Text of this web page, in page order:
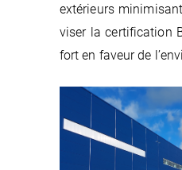
extérieurs
viser la certification
fort en faveur de